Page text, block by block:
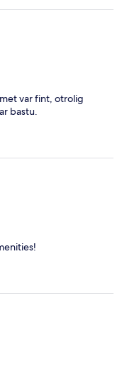
var fint, otrolig
bastu.